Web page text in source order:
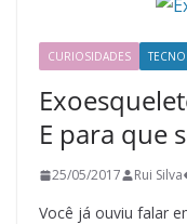
CURIOSIDADES
E para que
25/05/2017 Rui Silva
Você já ouviu falar